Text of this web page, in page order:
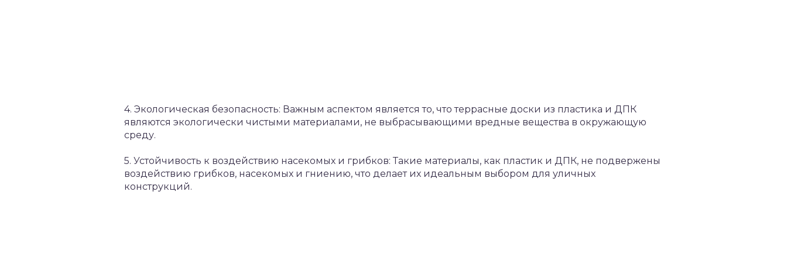
4. Экологическая безопасность: Важным аспектом является то, что террасные доски из пластика и ДПК
являются экологически чистыми материалами, не выбрасывающими вредные вещества в окружающую
среду.
5. Устойчивость к воздействию насекомых и грибков: Такие материалы, как пластик и ДПК, не подвержены
воздействию грибков, насекомых и гниению, что делает их идеальным выбором для уличных
конструкций.